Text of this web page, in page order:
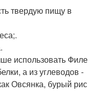
твердую пищу в
использовать Филе
а из углеводов -
Овсянка, бурый рис